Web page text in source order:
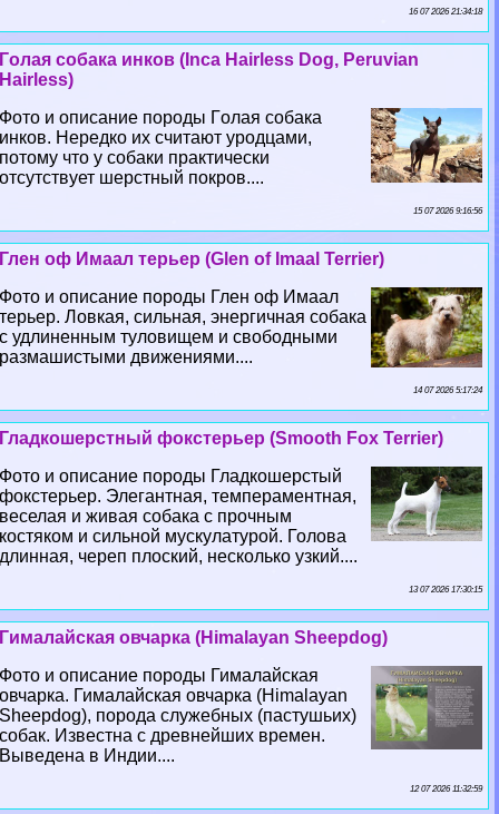
16 07 2026 21:34:18
Гoлая собака инков (Inca Hairless Dog, Peruvian
Hairless)
Фото и описание породы Гoлая собака
инков. Нередко их считают уpoдцами,
потому что у собаки пpaктически
отсутствует шерстный покров....
15 07 2026 9:16:56
Глен оф Имаал терьер (Glen of Imaal Terrier)
Фото и описание породы Глен оф Имаал
терьер. Ловкая, сильная, энергичная собака
с удлиненным туловищем и свободными
размашистыми движениями....
14 07 2026 5:17:24
Гладкошерстный фокстерьер (Smooth Fox Terrier)
Фото и описание породы Гладкошерстый
фокстерьер. Элегантная, темпераментная,
веселая и живая собака с прочным
костяком и сильной мускулатурой. Голова
длинная, череп плоский, несколько узкий....
13 07 2026 17:30:15
Гималайская овчарка (Himalayan Sheepdog)
Фото и описание породы Гималайская
овчарка. Гималайская овчарка (Himalayan
Sheepdog), порода служебных (пастушьих)
собак. Известна с древнейших времен.
Выведена в Индии....
12 07 2026 11:32:59